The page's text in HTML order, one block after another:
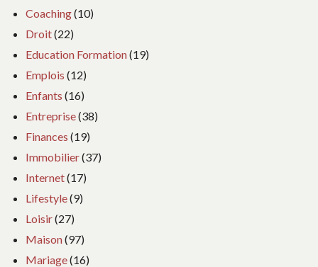
Coaching(10)
Droit(22)
Education Formation(19)
Emplois (12)
Enfants (16)
Entreprise(38)
Finances (19)
Immobilier(37)
Internet(17)
Lifestyle(9)
Loisir(27)
Maison(97)
Mariage(16)